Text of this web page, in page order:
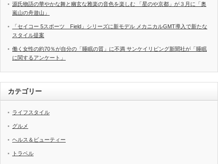
源氏物語の華やかな舞と幽玄な雅楽の音色を楽しむ 「星のや京都」が３月に「奥
嵐山の舟遊山」
「セイコー 5スポーツ Field」シリーズに新モデル メカニカルGMT導入で新たな
スタイル提案
働く女性の約70％が自分の「睡眠の質」に不満 サンケイリビング新聞社が「睡眠
に関するアンケート」
カテゴリー
ライフスタイル
グルメ
ヘルス＆ビューティー
トラベル